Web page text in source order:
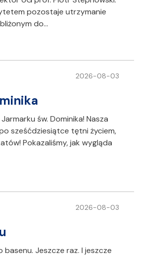
pozostaje utrzymanie
do…
2026-08-03
św. Dominika! Nasza
sześćdziesiątce tętni życiem,
Pokazaliśmy, jak wygląda
2026-08-03
Jeszcze raz. I jeszcze